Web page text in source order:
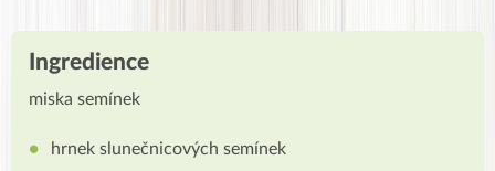
Ingredience
miska semínek
hrnek slunečnicových semínek